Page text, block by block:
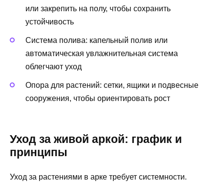
или закрепить на полу, чтобы сохранить
устойчивость
Система полива: капельный полив или
автоматическая увлажнительная система
облегчают уход
Опора для растений: сетки, ящики и подвесные
сооружения, чтобы ориентировать рост
Уход за живой аркой: график и
принципы
Уход за растениями в арке требует системности.